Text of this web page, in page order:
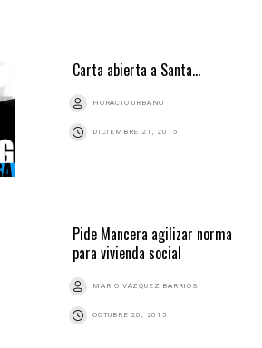
Carta abierta a Santa…
HORACIO URBANO
DICIEMBRE 21, 2015
Pide Mancera agilizar norma
para vivienda social
MARIO VÁZQUEZ BARRIOS
OCTUBRE 20, 2015